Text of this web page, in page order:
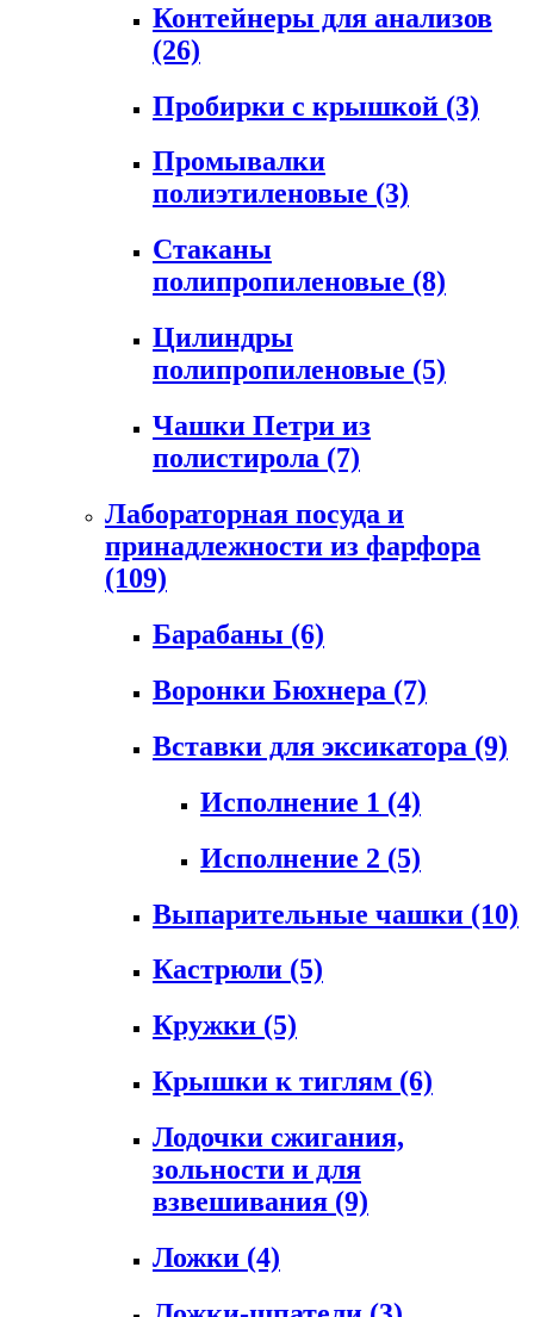
Контейнеры для анализов
(26)
Пробирки с крышкой (3)
Промывалки
полиэтиленовые (3)
Стаканы
полипропиленовые (8)
Цилиндры
полипропиленовые (5)
Чашки Петри из
полистирола (7)
Лабораторная посуда и
принадлежности из фарфора
(109)
Барабаны (6)
Воронки Бюхнера (7)
Вставки для эксикатора (9)
Исполнение 1 (4)
Исполнение 2 (5)
Выпарительные чашки (10)
Кастрюли (5)
Кружки (5)
Крышки к тиглям (6)
Лодочки сжигания,
зольности и для
взвешивания (9)
Ложки (4)